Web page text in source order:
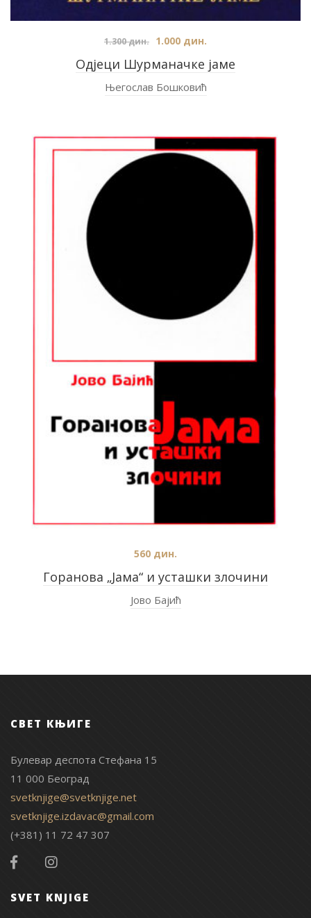
Одјеци Шурманачке јаме
1.300дин. 1.000 дин.
Његослав Бошковић
Горанова „Јама“ и усташки злочини
560 дин.
Јово Бајић
СВЕТ КЊИГЕ
Булевар деспота Стефана 15
11 000 Београд
svetknjige@svetknjige.net
svetknjige.izdavac@gmail.com
(+381) 11 72 47 307
SVET KNJIGE